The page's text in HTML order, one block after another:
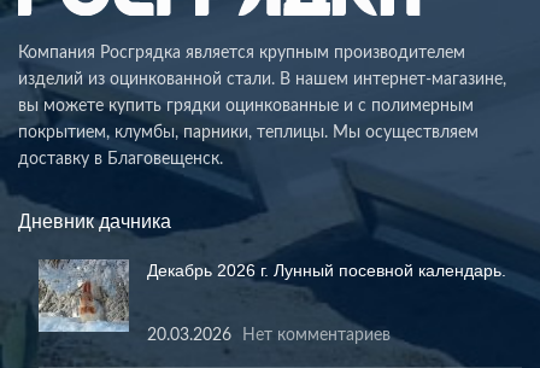
Компания Росгрядка является крупным производителем
изделий из оцинкованной стали. В нашем интернет-магазине,
вы можете купить грядки оцинкованные и с полимерным
покрытием, клумбы, парники, теплицы. Мы осуществляем
доставку в Благовещенск.
Дневник дачника
Декабрь 2026 г. Лунный посевной календарь.
20.03.2026 Нет комментариев